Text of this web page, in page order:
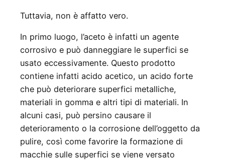
Tuttavia, non è affatto vero.
In primo luogo, l’aceto è infatti un agente
corrosivo e può danneggiare le superfici se
usato eccessivamente. Questo prodotto
contiene infatti acido acetico, un acido forte
che può deteriorare superfici metalliche,
materiali in gomma e altri tipi di materiali. In
alcuni casi, può persino causare il
deterioramento o la corrosione dell’oggetto da
pulire, così come favorire la formazione di
macchie sulle superfici se viene versato